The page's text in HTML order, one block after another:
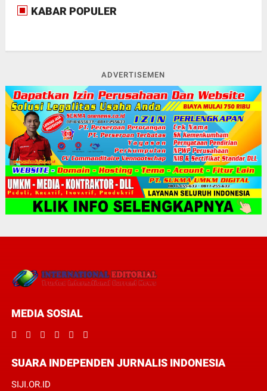
KABAR POPULER
ADVERTISEMEN
MEDIA SOSIAL
SUARA INDEPENDEN JURNALIS INDONESIA
SIJI.OR.ID